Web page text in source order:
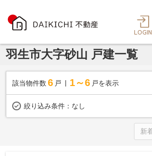
LOGIN
羽生市大字砂山 戸建一覧
該当物件数 6 戸 1～6 戸を表示
絞り込み条件： なし